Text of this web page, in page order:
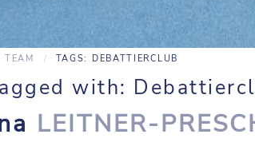
TEAM TAGS: DEBATTIERCLUB
with:
LEITNER-